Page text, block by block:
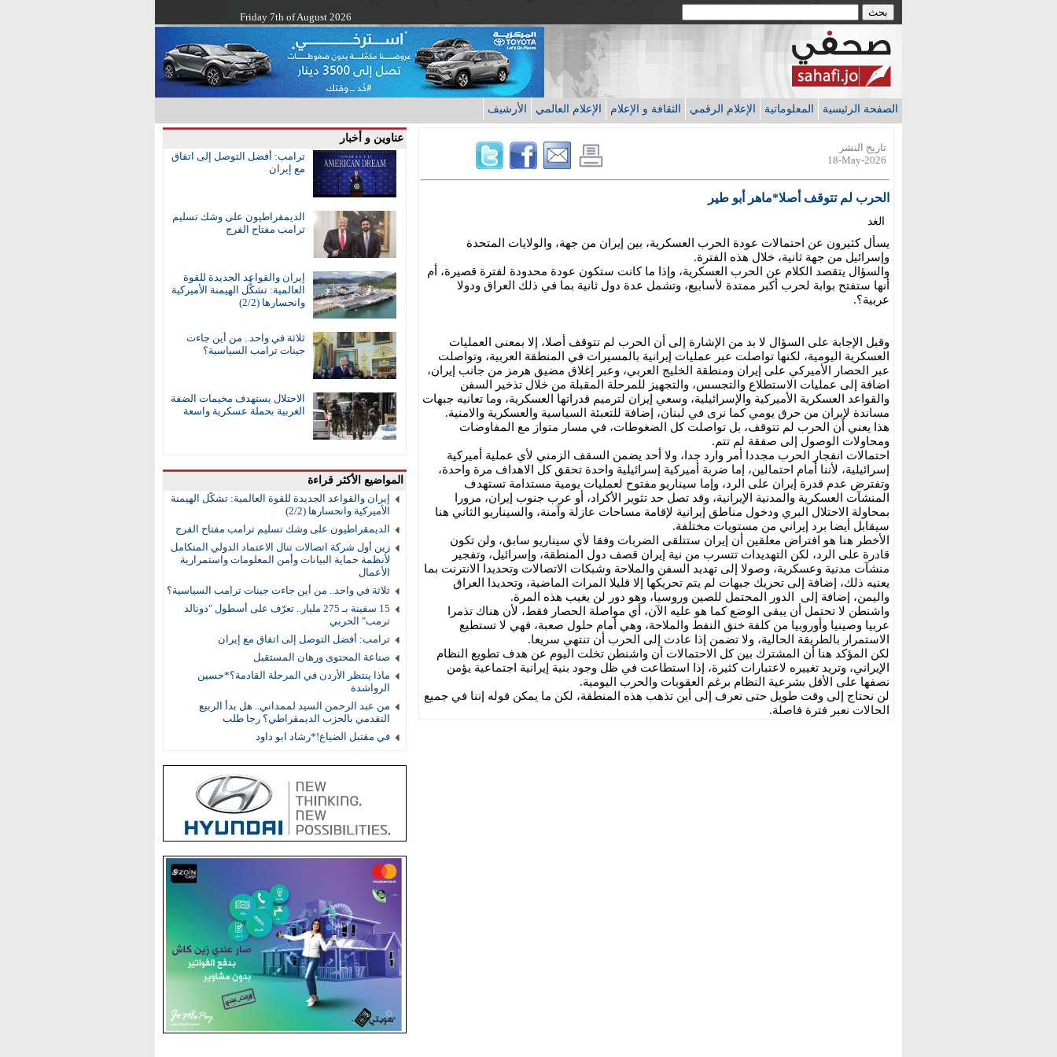
Friday 7th of August 2026
الصفحة الرئيسية المعلوماتية الإعلام الرقمي الثقافة و الإعلام الإعلام العالمي الأرشيف
عناوين و أخبار
ترامب: أفضل التوصل إلى اتفاق
مع إيران
الديمقراطيون على وشك تسليم
ترامب مفتاح الفرج
إيران والقواعد الجديدة للقوة
العالمية: تشكُّل الهيمنة الأميركية
وانحسارها (2/2)
ثلاثة في واحد.. من أين جاءت
جينات ترامب السياسية؟
الاحتلال يستهدف مخيمات الضفة
الغربية بحملة عسكرية واسعة
المواضيع الأكثر قراءة
إيران والقواعد الجديدة للقوة العالمية: تشكُّل الهيمنة
الأميركية وانحسارها (2/2)
الديمقراطيون على وشك تسليم ترامب مفتاح الفرج
زين أول شركة اتصالات تنال الاعتماد الدولي المتكامل
لأنظمة حماية البيانات وأمن المعلومات واستمرارية
الأعمال
ثلاثة في واحد.. من أين جاءت جينات ترامب السياسية؟
15 سفينة بـ 275 مليار.. تعرّف على أسطول "دونالد
ترمب" الحربي
ترامب: أفضل التوصل إلى اتفاق مع إيران
صناعة المحتوى ورهان المستقبل
ماذا ينتظر الأردن في المرحلة القادمة؟*حسين
الرواشدة
من عبد الرحمن السيد لممداني.. هل بدأ الربيع
التقدمي بالحزب الديمقراطي؟ رجا طلب
في مقتبل الضياع!*رشاد ابو داود
تاريخ النشر
18-May-2026
الحرب لم تتوقف أصلا*ماهر أبو طير
الغد
يسأل كثيرون عن احتمالات عودة الحرب العسكرية، بين إيران من جهة، والولايات المتحدة
وإسرائيل من جهة ثانية، خلال هذه الفترة.
والسؤال يتقصد الكلام عن الحرب العسكرية، وإذا ما كانت ستكون عودة محدودة لفترة قصيرة، أم
أنها ستفتح بوابة لحرب أكبر ممتدة لأسابيع، وتشمل عدة دول ثانية بما في ذلك العراق ودولا
عربية؟.
وقبل الإجابة على السؤال لا بد من الإشارة إلى أن الحرب لم تتوقف أصلا، إلا بمعنى العمليات
العسكرية اليومية، لكنها تواصلت عبر عمليات إيرانية بالمسيرات في المنطقة العربية، وتواصلت
عبر الحصار الأميركي على إيران ومنطقة الخليج العربي، وعبر إغلاق مضيق هرمز من جانب إيران،
اضافة إلى عمليات الاستطلاع والتجسس، والتجهيز للمرحلة المقبلة من خلال تذخير السفن
والقواعد العسكرية الأميركية والإسرائيلية، وسعي إيران لترميم قدراتها العسكرية، وما تعانيه جبهات
مساندة لإيران من حرق يومي كما نرى في لبنان، إضافة للتعبئة السياسية والعسكرية والامنية.
هذا يعني أن الحرب لم تتوقف، بل تواصلت كل الضغوطات، في مسار متواز مع المفاوضات
ومحاولات الوصول إلى صفقة لم تتم.
احتمالات انفجار الحرب مجددا أمر وارد جدا، ولا أحد يضمن السقف الزمني لأي عملية أميركية
إسرائيلية، لأننا أمام احتمالين، إما ضربة أميركية إسرائيلية واحدة تحقق كل الاهداف مرة واحدة،
وتفترض عدم قدرة إيران على الرد، وإما سيناريو مفتوح لعمليات يومية مستدامة تستهدف
المنشآت العسكرية والمدنية الإيرانية، وقد تصل حد تثوير الأكراد، أو عرب جنوب إيران، مرورا
بمحاولة الاحتلال البري ودخول مناطق إيرانية لإقامة مساحات عازلة وآمنة، والسيناريو الثاني هنا
سيقابل أيضا برد إيراني من مستويات مختلفة.
الأخطر هنا هو افتراض معلقين أن إيران ستتلقى الضربات وفقا لأي سيناريو سابق، ولن تكون
قادرة على الرد، لكن التهديدات تتسرب من نية إيران قصف دول المنطقة، وإسرائيل، وتفجير
منشآت مدنية وعسكرية، وصولا إلى تهديد السفن والملاحة وشبكات الاتصالات وتحديدا الانترنت بما
يعنيه ذلك، إضافة إلى تحريك جبهات لم يتم تحريكها إلا قليلا المرات الماضية، وتحديدا العراق
واليمن، إضافة إلى الدور المحتمل للصين وروسيا، وهو دور لن يغيب هذه المرة.
واشنطن لا تحتمل أن يبقى الوضع كما هو عليه الآن، أي مواصلة الحصار فقط، لأن هناك تذمرا
عربيا وصينيا وأوروبيا من كلفة خنق النفط والملاحة، وهي أمام حلول صعبة، فهي لا تستطيع
الاستمرار بالطريقة الحالية، ولا تضمن إذا عادت إلى الحرب أن تنتهي سريعا.
لكن المؤكد هنا أن المشترك بين كل الاحتمالات أن واشنطن تخلت اليوم عن هدف تطويع النظام
الإيراني، وتريد تغييره لاعتبارات كثيرة، إذا استطاعت في ظل وجود بنية إيرانية اجتماعية يؤمن
نصفها على الأقل بشرعية النظام برغم العقوبات والحرب اليومية.
لن نحتاج إلى وقت طويل حتى نعرف إلى أين تذهب هذه المنطقة، لكن ما يمكن قوله إننا في جميع
الحالات نعبر فترة فاصلة.